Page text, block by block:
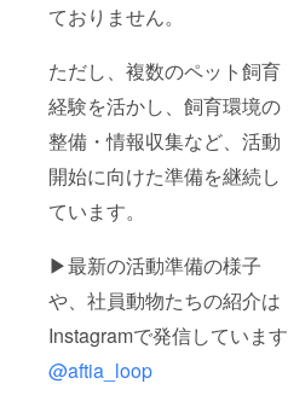
ておりません。
ただし、複数のペット飼育
経験を活かし、飼育環境の
整備・情報収集など、活動
開始に向けた準備を継続し
ています。
▶最新の活動準備の様子
や、社員動物たちの紹介は
Instagramで発信しています
@aftia_loop